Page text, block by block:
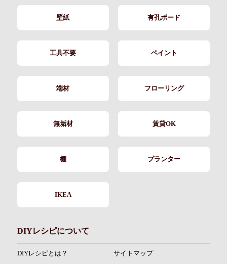
壁紙 有孔ボード
工具不要 ペイント
端材 フローリング
無垢材 賃貸OK
棚 プランター
IKEA
DIYレシピについて
DIYレシピとは？ サイトマップ